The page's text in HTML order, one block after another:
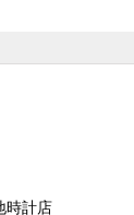
時計店